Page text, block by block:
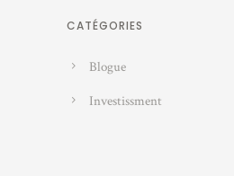
CATÉGORIES
Blogue
Investissment